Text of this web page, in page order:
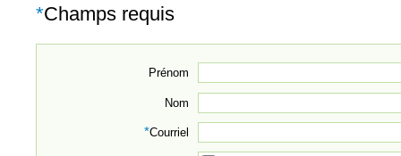
*Champs requis
Prénom
Nom
*Courriel